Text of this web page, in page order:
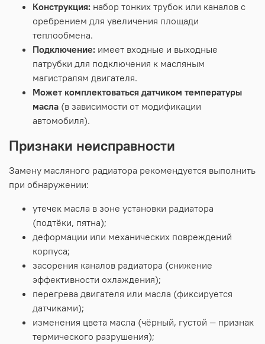
Конструкция: набор тонких трубок или каналов с
оребрением для увеличения площади
теплообмена.
Подключение: имеет входные и выходные
патрубки для подключения к масляным
магистралям двигателя.
Может комплектоваться датчиком температуры
масла (в зависимости от модификации
автомобиля).
Признаки неисправности
Замену масляного радиатора рекомендуется выполнить
при обнаружении:
утечек масла в зоне установки радиатора
(подтёки, пятна);
деформации или механических повреждений
корпуса;
засорения каналов радиатора (снижение
эффективности охлаждения);
перегрева двигателя или масла (фиксируется
датчиками);
изменения цвета масла (чёрный, густой — признак
термического разрушения);